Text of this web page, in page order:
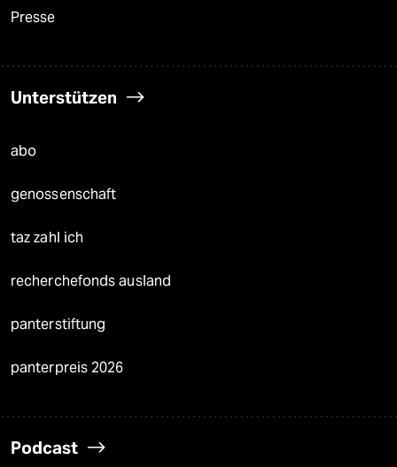
Presse
Unterstützen
abo
genossenschaft
taz zahl ich
recherchefonds ausland
panterstiftung
panterpreis 2026
Podcast